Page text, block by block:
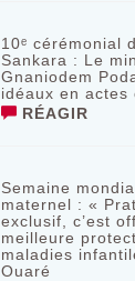
10ᵉ cérémonial
Sankara : Le
Gnaniodem
idéaux en actes
RÉAGIR
Semaine
maternel : «
exclusif, c’est
meilleure
maladies
Ouaré